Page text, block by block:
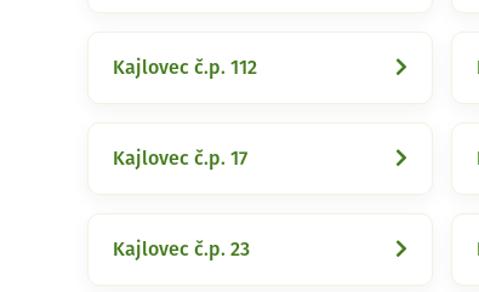
Kajlovec č.p. 112
Kajlovec č.p. 17
Kajlovec č.p. 23